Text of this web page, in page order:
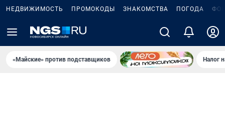
НЕДВИЖИМОСТЬ ПРОМОКОДЫ ЗНАКОМСТВА ПОГОДА
«Майские» против подставщиков Налог